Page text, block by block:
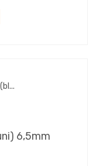
6,5mm